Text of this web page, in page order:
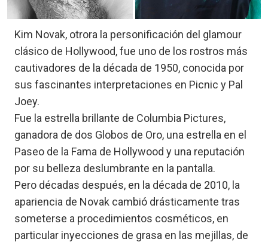
Kim Novak, otrora la personificación del glamour
clásico de Hollywood, fue uno de los rostros más
cautivadores de la década de 1950, conocida por
sus fascinantes interpretaciones en Picnic y Pal
Joey.
Fue la estrella brillante de Columbia Pictures,
ganadora de dos Globos de Oro, una estrella en el
Paseo de la Fama de Hollywood y una reputación
por su belleza deslumbrante en la pantalla.
Pero décadas después, en la década de 2010, la
apariencia de Novak cambió drásticamente tras
someterse a procedimientos cosméticos, en
particular inyecciones de grasa en las mejillas, de